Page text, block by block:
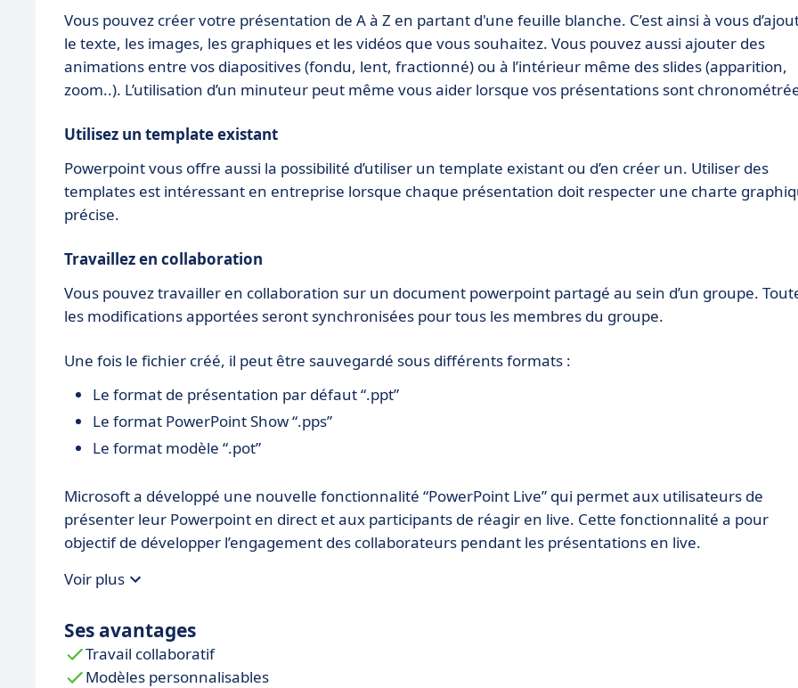
Vous pouvez créer votre présentation de A à Z en partant d'une feuille blanche. C’est ainsi à vous
le texte, les images, les graphiques et les vidéos que vous souhaitez. Vous pouvez aussi ajouter des
animations entre vos diapositives (fondu, lent, fractionné) ou à l’intérieur même des slides (apparition,
zoom..). L’utilisation d’un minuteur peut même vous aider lorsque vos présentations sont
Utilisez un template existant
Powerpoint vous offre aussi la possibilité d’utiliser un template existant ou d’en créer un. Utiliser des
templates est intéressant en entreprise lorsque chaque présentation doit respecter une charte
précise.
Travaillez en collaboration
Vous pouvez travailler en collaboration sur un document powerpoint partagé au sein d’un groupe.
les modifications apportées seront synchronisées pour tous les membres du groupe.
Une fois le fichier créé, il peut être sauvegardé sous différents formats :
Le format de présentation par défaut “.ppt”
Le format PowerPoint Show “.pps”
Le format modèle “.pot”
Microsoft a développé une nouvelle fonctionnalité “PowerPoint Live” qui permet aux utilisateurs de
présenter leur Powerpoint en direct et aux participants de réagir en live. Cette fonctionnalité a pour
objectif de développer l’engagement des collaborateurs pendant les présentations en live.
Voir plus
Ses avantages
Travail collaboratif
Modèles personnalisables